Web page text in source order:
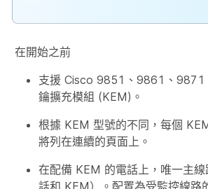
在開始之前
支援 Cisco 9851、9861、9871
鑰擴充模組 (KEM)。
根據 KEM 型號的不同，每個
將列在連續的頁面上。
在配備 KEM 的電話上，唯一主
話和 KEM）。配置為受監控線